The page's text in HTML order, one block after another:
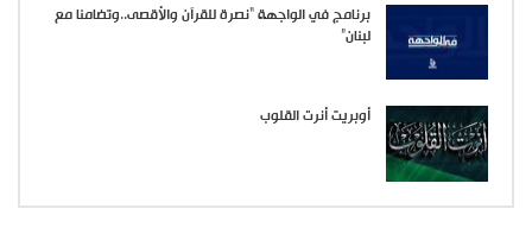
برنامج في الواجهة “نصرة للقرآن والأقصى..وتضامنا مع
لبنان”
أوبريت أنرت القلوب